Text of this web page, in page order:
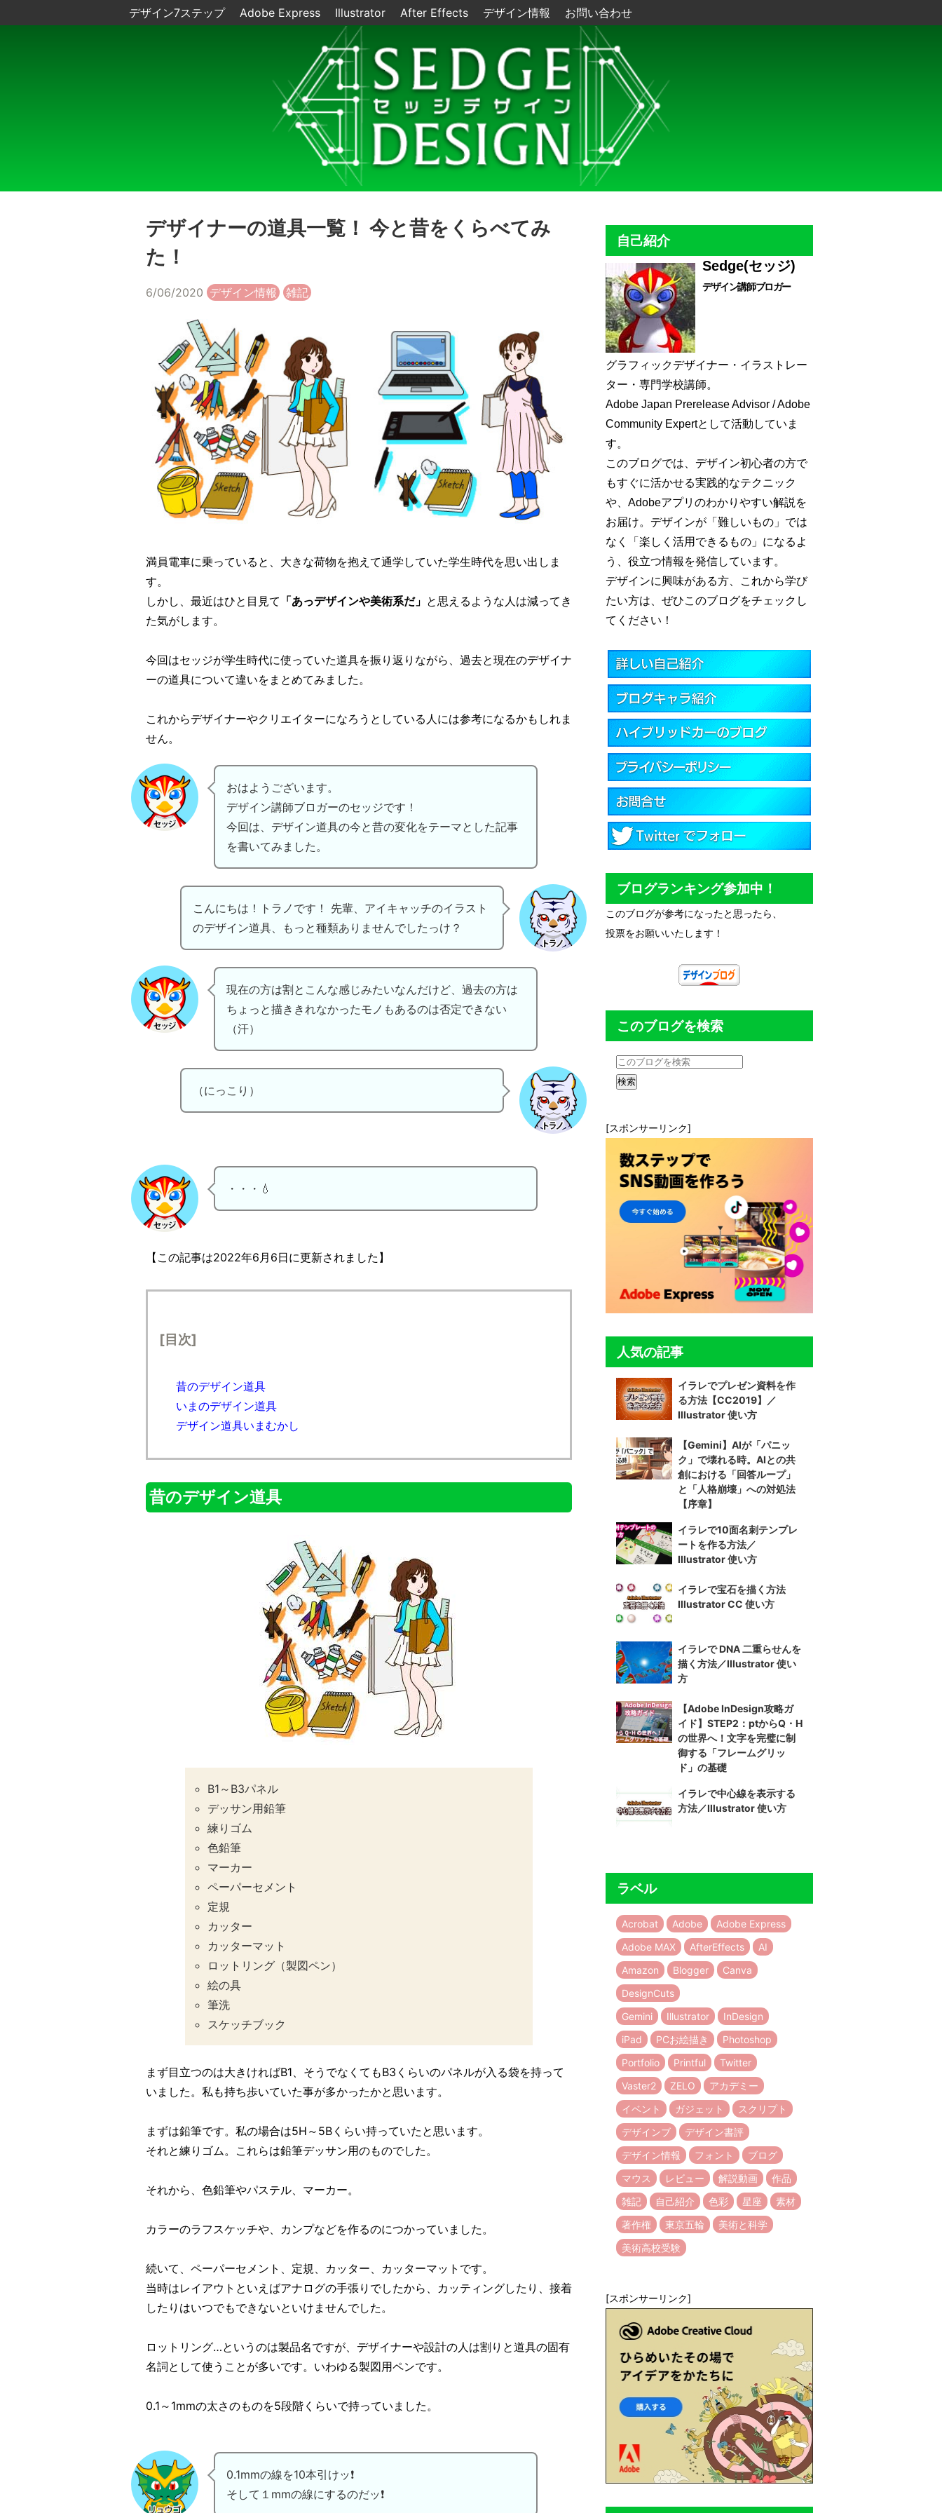
デザイン7ステップ Adobe Express Illustrator After Effects デザイン情報 お問い合わせ
デザイナーの道具一覧！ 今と昔をくらべてみ
た！
6/06/2020 デザイン情報 雑記
満員電車に乗っていると、大きな荷物を抱えて通学していた学生時代を思い出しま
す。
しかし、最近はひと目見て 「あっデザインや美術系だ」 と思えるような人は減ってき
た気がします。
今回はセッジが学生時代に使っていた道具を振り返りながら、過去と現在のデザイナ
ーの道具について違いをまとめてみました。
これからデザイナーやクリエイターになろうとしている人には参考になるかもしれま
せん。
おはようございます。
デザイン講師ブロガーのセッジです！
今回は、デザイン道具の今と昔の変化をテーマとした記事
を書いてみました。
こんにちは！トラノです！ 先輩、アイキャッチのイラスト
のデザイン道具、もっと種類ありませんでしたっけ？
現在の方は割とこんな感じみたいなんだけど、過去の方は
ちょっと描ききれなかったモノもあるのは否定できない
（汗）
（にっこり）
・・・💧
【この記事は2022年6月6日に更新されました】
[目次]
昔のデザイン道具
いまのデザイン道具
デザイン道具いまむかし
昔のデザイン道具
B1～B3パネル
デッサン用鉛筆
練りゴム
色鉛筆
マーカー
ペーパーセメント
定規
カッター
カッターマット
ロットリング（製図ペン）
絵の具
筆洗
スケッチブック
まず目立つのは大きければB1、そうでなくてもB3くらいのパネルが入る袋を持って
いました。私も持ち歩いていた事が多かったかと思います。
まずは鉛筆です。私の場合は5H～5Bくらい持っていたと思います。
それと練りゴム。これらは鉛筆デッサン用のものでした。
それから、色鉛筆やパステル、マーカー。
カラーのラフスケッチや、カンプなどを作るのにつかっていました。
続いて、ペーパーセメント、定規、カッター、カッターマットです。
当時はレイアウトといえばアナログの手張りでしたから、カッティングしたり、接着
したりはいつでもできないといけませんでした。
ロットリング…というのは製品名ですが、デザイナーや設計の人は割りと道具の固有
名詞として使うことが多いです。いわゆる製図用ペンです。
0.1～1mmの太さのものを5段階くらいで持っていました。
0.1mmの線を10本引けッ❗
そして１mmの線にするのだッ❗
自己紹介
Sedge(セッジ)
デザイン講師ブロガー
グラフィックデザイナー・イラストレー
ター・専門学校講師。
Adobe Japan Prerelease Advisor / Adobe
Community Expertとして活動していま
す。
このブログでは、デザイン初心者の方で
もすぐに活かせる実践的なテクニック
や、Adobeアプリのわかりやすい解説を
お届け。デザインが「難しいもの」では
なく「楽しく活用できるもの」になるよ
う、役立つ情報を発信しています。
デザインに興味がある方、これから学び
たい方は、ぜひこのブログをチェックし
てください！
ブログランキング参加中！
このブログが参考になったと思ったら、
投票をお願いいたします！
このブログを検索
[スポンサーリンク]
人気の記事
イラレでプレゼン資料を作
る方法【CC2019】／
Illustrator 使い方
【Gemini】AIが「パニッ
ク」で壊れる時。AIとの共
創における「回答ループ」
と「人格崩壊」への対処法
【序章】
イラレで10面名刺テンプレ
ートを作る方法／
Illustrator 使い方
イラレで宝石を描く方法
Illustrator CC 使い方
イラレで DNA 二重らせんを
描く方法／Illustrator 使い
方
【Adobe InDesign攻略ガ
イド】STEP2：ptからQ・H
の世界へ！文字を完璧に制
御する「フレームグリッ
ド」の基礎
イラレで中心線を表示する
方法／Illustrator 使い方
ラベル
Acrobat Adobe
Adobe Express
Adobe MAX
AfterEffects
AI
Amazon
Blogger
Canva
DesignCuts
Gemini
Illustrator
InDesign
iPad
PCお絵描き
Photoshop
Portfolio
Printful
Twitter
Vaster2
ZELO
アカデミー
イベント
ガジェット
スクリプト
デザインブ
デザイン書評
デザイン情報
フォント
ブログ
マウス
レビュー 解説動画
作品
雑記
自己紹介 色彩 星座
素材
著作権
東京五輪
美術と科学
美術高校受験
[スポンサーリンク]